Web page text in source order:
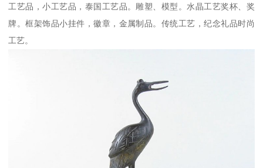
工艺品，小工艺品，泰国工艺品。雕塑、模型。水晶工艺奖杯、奖
牌。框架饰品小挂件，徽章，金属制品。传统工艺，纪念礼品时尚
工艺。